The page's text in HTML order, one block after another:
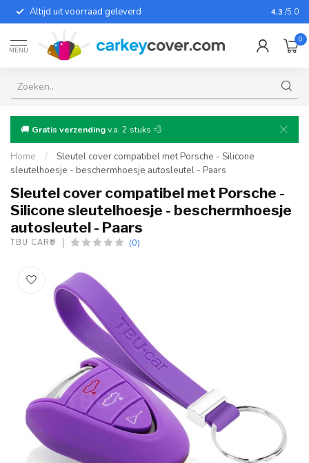
Altijd uit voorraad geleverd Voor
4.3 /5.0
MENU
0
🚚 Gratis verzendingv.a. 2 stuks 💨
Home /
Sleutel cover compatibel met Porsche - Silicone
sleutelhoesje - beschermhoesje autosleutel - Paars
Sleutel cover compatibel met Porsche -
Silicone sleutelhoesje - beschermhoesje
autosleutel - Paars
TBU CAR® (0)